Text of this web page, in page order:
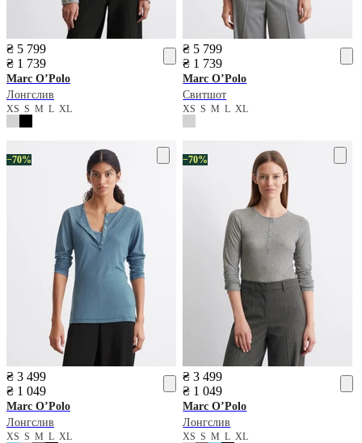
₴ 5 799
₴ 1 739
Marc O’Polo
Лонгслив
XS S M L XL
₴ 5 799
₴ 1 739
Marc O’Polo
Свитшот
XSSMLXL
−70%
₴ 3 499
₴ 1 049
Marc O’Polo
Лонгслив
XS S M L XL
−70%
₴ 3 499
₴ 1 049
Marc O’Polo
Лонгслив
XSSMLXL